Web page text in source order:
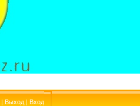
| Выход | Вход